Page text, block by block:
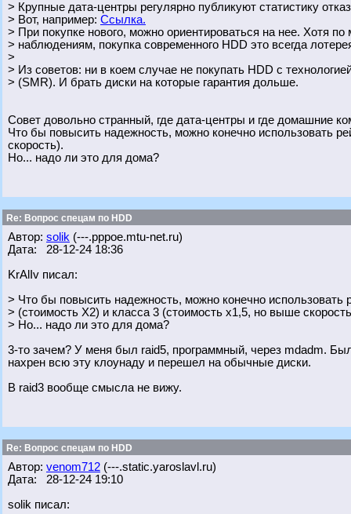
> Крупные дата-центры регулярно публикуют статистику
> Вот, например: Ссылка.
> При покупке нового, можно ориентироваться на нее. Хотя
> наблюдениям, покупка современного HDD это всегда
>
> Из советов: ни в коем случае не покупать HDD с
> (SMR). И брать диски на которые гарантия дольше.
Совет довольно странный, где дата-центры и где домашние
Что бы повысить надежность, можно конечно использовать
скорость).
Но... надо ли это для дома?
Re: Вопрос спецам по HDD
Автор: solik (---.pppoe.mtu-net.ru)
Дата: 28-12-24 18:36
KrAlIv писал:
> Что бы повысить надежность, можно конечно использовать
> (стоимость Х2) и класса 3 (стоимость х1,5, но выше
> Но... надо ли это для дома?
3-то зачем? У меня был raid5, программный, через mdadm.
нахрен всю эту клоунаду и перешел на обычные диски.
В raid3 вообще смысла не вижу.
Re: Вопрос спецам по HDD
Автор: venom712 (---.static.yaroslavl.ru)
Дата: 28-12-24 19:10
solik писал: